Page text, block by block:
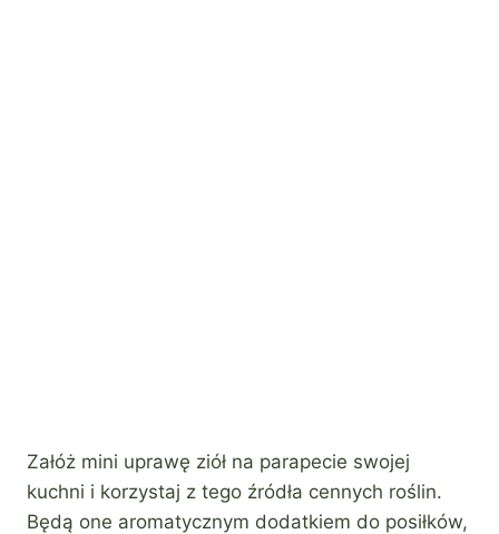
Załóż mini uprawę ziół na parapecie swojej
kuchni i korzystaj z tego źródła cennych roślin.
Będą one aromatycznym dodatkiem do posiłków,